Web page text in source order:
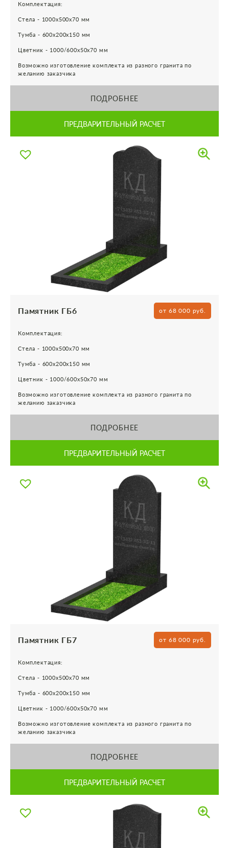
Комплектация:
Стела - 1000х500х70 мм
Тумба - 600х200х150 мм
Цветник - 1000/600х50х70 мм
Возможно изготовление комплекта из разного гранита по
желанию заказчика
ПОДРОБНЕЕ
ПРЕДВАРИТЕЛЬНЫЙ РАСЧЕТ
Памятник ГБ6 от 68 000 руб.
Комплектация:
Стела - 1000х500х70 мм
Тумба - 600х200х150 мм
Цветник - 1000/600х50х70 мм
Возможно изготовление комплекта из разного гранита по
желанию заказчика
ПОДРОБНЕЕ
ПРЕДВАРИТЕЛЬНЫЙ РАСЧЕТ
Памятник ГБ7 от 68 000 руб.
Комплектация:
Стела - 1000х500х70 мм
Тумба - 600х200х150 мм
Цветник - 1000/600х50х70 мм
Возможно изготовление комплекта из разного гранита по
желанию заказчика
ПОДРОБНЕЕ
ПРЕДВАРИТЕЛЬНЫЙ РАСЧЕТ